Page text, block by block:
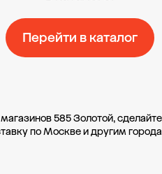
Перейти в каталог
585 Золотой,
по Москве и другим